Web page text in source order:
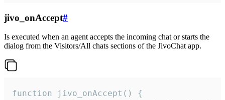
jivo_onAccept#
Is executed when an agent accepts the incoming chat or starts the
dialog from the Visitors/All chats sections of the JivoChat app.
function jivo_onAccept() {